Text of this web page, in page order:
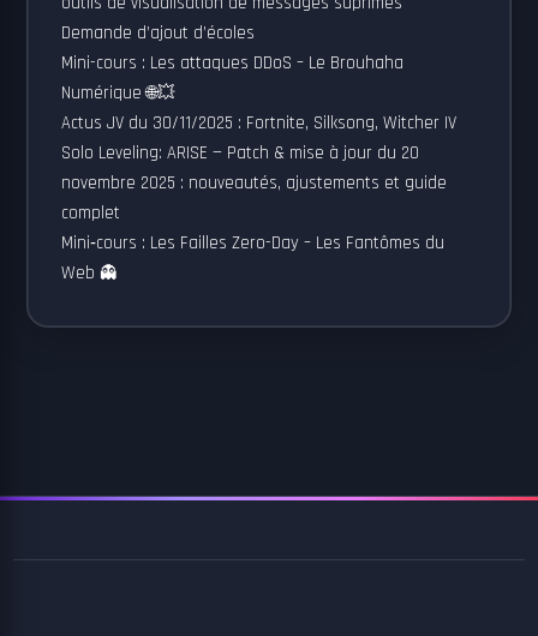
Demande d’ajout d’écoles
Mini-cours : Les attaques DDoS – Le Brouhaha
Numérique 🌐💥
Actus JV du 30/11/2025 : Fortnite, Silksong, Witcher IV
Solo Leveling: ARISE — Patch & mise à jour du 20
novembre 2025 : nouveautés, ajustements et guide
complet
Mini‑cours : Les Failles Zero-Day – Les Fantômes du
Web 👻